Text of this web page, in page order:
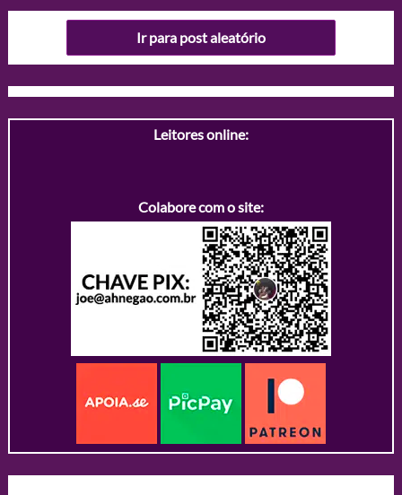
Ir para post aleatório
Leitores online:
Colabore com o site: